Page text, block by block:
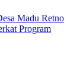
Madu Retno
Program